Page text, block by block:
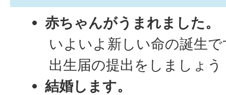
赤ちゃんがうまれました。
いよいよ新しい命の誕生
出生届の提出をしましょう
結婚します。